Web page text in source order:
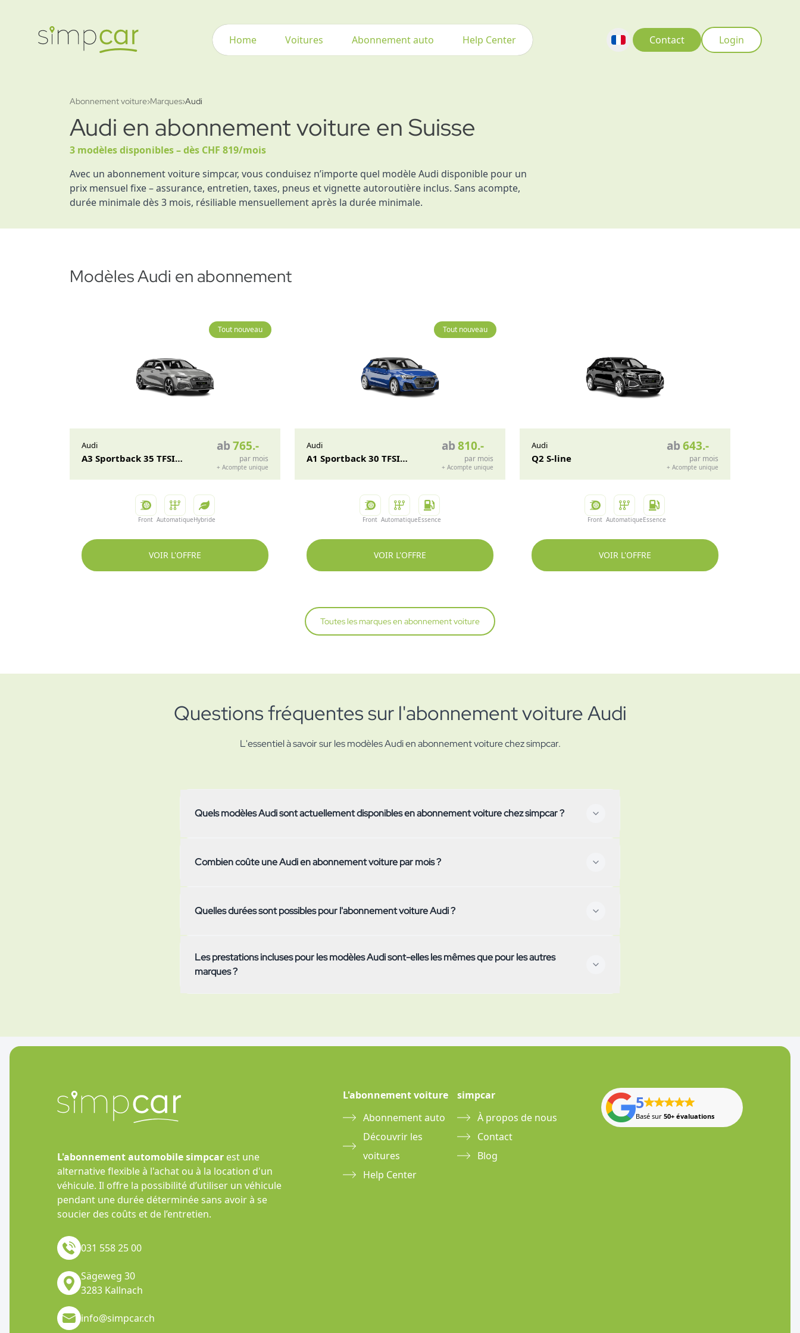
Home Voitures Abonnement auto Help Center Contact Login
Abonnement voiture›Marques›Audi
Audi en abonnement voiture en Suisse
3 modèles disponibles – dès CHF 819/mois
Avec un abonnement voiture simpcar, vous conduisez n’importe quel modèle Audi disponible pour un
prix mensuel fixe – assurance, entretien, taxes, pneus et vignette autoroutière inclus. Sans acompte,
durée minimale dès 3 mois, résiliable mensuellement après la durée minimale.
Modèles Audi en abonnement
Tout nouveau
Audi
A3 Sportback 35 TFSI
ab765.-
par mois
+ Acompte unique
Front AutomatiqueHybride
VOIR L'OFFRE
Tout nouveau
Audi
A1 Sportback 30 TFSI
ab810.-
par mois
+ Acompte unique
Front AutomatiqueEssence
VOIR L'OFFRE
Audi
Q2 S-line
ab643.-
par mois
+ Acompte unique
Front AutomatiqueEssence
VOIR L'OFFRE
Toutes les marques en abonnement voiture
Questions fréquentes sur l'abonnement voiture Audi
L'essentiel à savoir sur les modèles Audi en abonnement voiture chez simpcar.
Quels modèles Audi sont actuellement disponibles en abonnement voiture chez simpcar ?
Tous les modèles Audi actuellement disponibles en abonnement figurent en haut de cette page – avec le
prix mensuel, les options de durée et les caractéristiques techniques. Comme notre offre évolue en
Combien coûte une Audi en abonnement voiture par mois ?
La mensualité dépend du modèle concret, de la durée choisie (3 à 36 mois), du forfait kilométrique (1'250
à 3'750 km/mois) et d'un acompte facultatif. L'assurance, l'entretien, les pneus, les taxes et la vignette
Quelles durées sont possibles pour l'abonnement voiture Audi ?
Chez simpcar, vous choisissez une durée de 3, 6, 12, 24 ou 36 mois. Après la durée minimale de location,
l'abonnement est résiliable chaque mois avec un préavis de 30 jours pour la fin du mois. Certains modèles
Audi sont soumis à une durée minimale de location de 6 ou 12 mois.
Les prestations incluses pour les modèles Audi sont-elles les mêmes que pour les autres
marques ?
les véhicules à moteur, vignette autoroutière suisse et dépannage 24h/24 sont inclus – que ce soit une
L'abonnement automobile simpcar est une
alternative flexible à l'achat ou à la location d'un
véhicule. Il offre la possibilité d’utiliser un véhicule
pendant une durée déterminée sans avoir à se
soucier des coûts et de l’entretien.
031 558 25 00
Sägeweg 30
3283 Kallnach
info@simpcar.ch
L'abonnement voiture
Abonnement auto
Découvrir les
voitures
Help Center
simpcar
À propos de nous
Contact
Blog
5
Basé sur 50+ évaluations